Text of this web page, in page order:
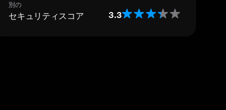
別の
セキュリティスコア 3.3